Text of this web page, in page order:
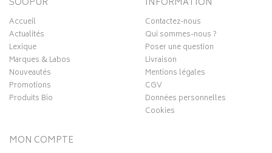
Accueil
Actualités
Lexique
Marques & Labos
Nouveautés
Promotions
Produits Bio
Contactez-nous
Qui sommes-nous ?
Poser une question
Livraison
Mentions légales
CGV
Données personnelles
Cookies
MON COMPTE